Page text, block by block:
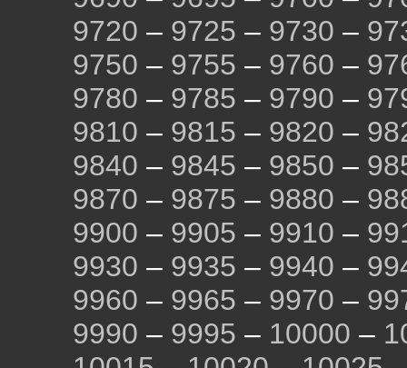
9720 – 9725 – 9730 –
9750 – 9755 – 9760 –
9780 – 9785 – 9790 –
9810 – 9815 – 9820 –
9840 – 9845 – 9850 –
9870 – 9875 – 9880 –
9900 – 9905 – 9910 –
9930 – 9935 – 9940 –
9960 – 9965 – 9970 –
9990 – 9995 – 10000 –